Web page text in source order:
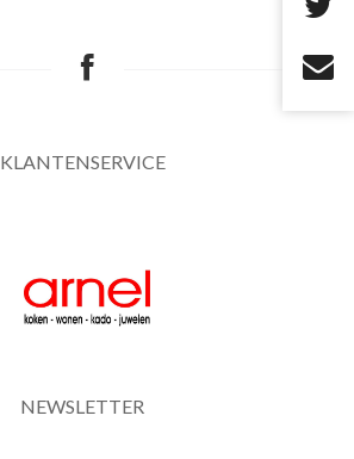
KLANTENSERVICE
NEWSLETTER